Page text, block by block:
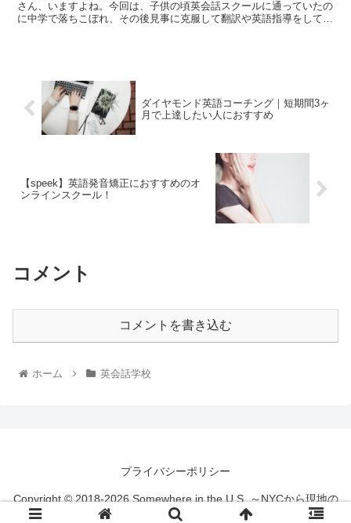
さん、いますよね。今回は、子供の頃英会話スクールに通っていたの
に中学で落ちこぼれ、その後見事に克服して翻訳や英語指導をしてい
ダイヤモンド英語コーチング｜短期間3ヶ
月で上達したい人におすすめ
【speek】英語発音矯正におすすめのオ
ンラインスクール！
コメント
コメントを書き込む
ホーム 英会話学校
プライバシーポリシー
Copyright © 2018-2026 Somewhere in the U.S. ～NYCから現地の
情報を発信するブログ All Rights Reserved.